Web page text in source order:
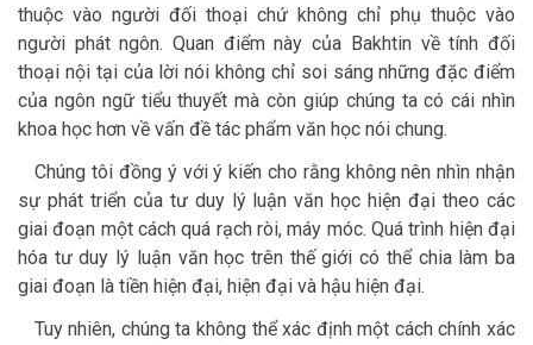
thuộc vào người đối thoại chứ không chỉ phụ thuộc vào
người phát ngôn. Quan điểm này của Bakhtin về tính đối
thoại nội tại của lời nói không chỉ soi sáng những đặc điểm
của ngôn ngữ tiểu thuyết mà còn giúp chúng ta có cái nhìn
khoa học hơn về vấn đề tác phẩm văn học nói chung.
Chúng tôi đồng ý với ý kiến cho rằng không nên nhìn nhận
sự phát triển của tư duy lý luận văn học hiện đại theo các
giai đoạn một cách quá rạch ròi, máy móc. Quá trình hiện đại
hóa tư duy lý luận văn học trên thế giới có thể chia làm ba
giai đoạn là tiền hiện đại, hiện đại và hậu hiện đại.
Tuy nhiên, chúng ta không thể xác định một cách chính xác